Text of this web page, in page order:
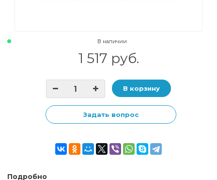
В наличии
1 517 руб.
В корзину
Задать вопрос
Подробно